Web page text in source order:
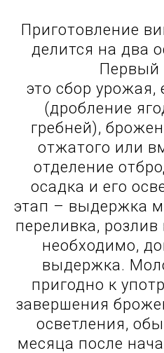
Приготовление
делится на два
Первый
это сбор урожая,
(дробление
гребней),
отжатого или
отделение
осадка и его
этап – выдержка
переливка,
необходимо,
выдержка.
пригодно к
завершения
осветления,
месяца после